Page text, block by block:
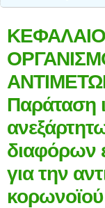
Παράταση
διαφόρων
για την